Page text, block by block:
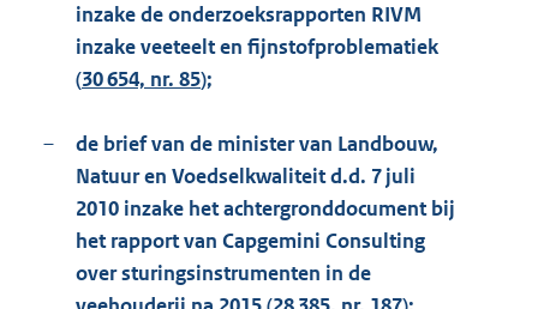
inzake de onderzoeksrapporten RIVM
inzake veeteelt en fijnstofproblematiek
(30 654, nr. 85);
–
de brief van de minister van Landbouw,
Natuur en Voedselkwaliteit d.d. 7 juli
2010 inzake het achtergronddocument bij
het rapport van Capgemini Consulting
over sturingsinstrumenten in de